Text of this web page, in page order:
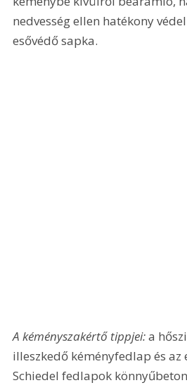
nedvesség ellen hatékony
esővédő sapka.
A kéményszakértő tippjei: a
illeszkedő kéményfedlap és az
Schiedel fedlapok